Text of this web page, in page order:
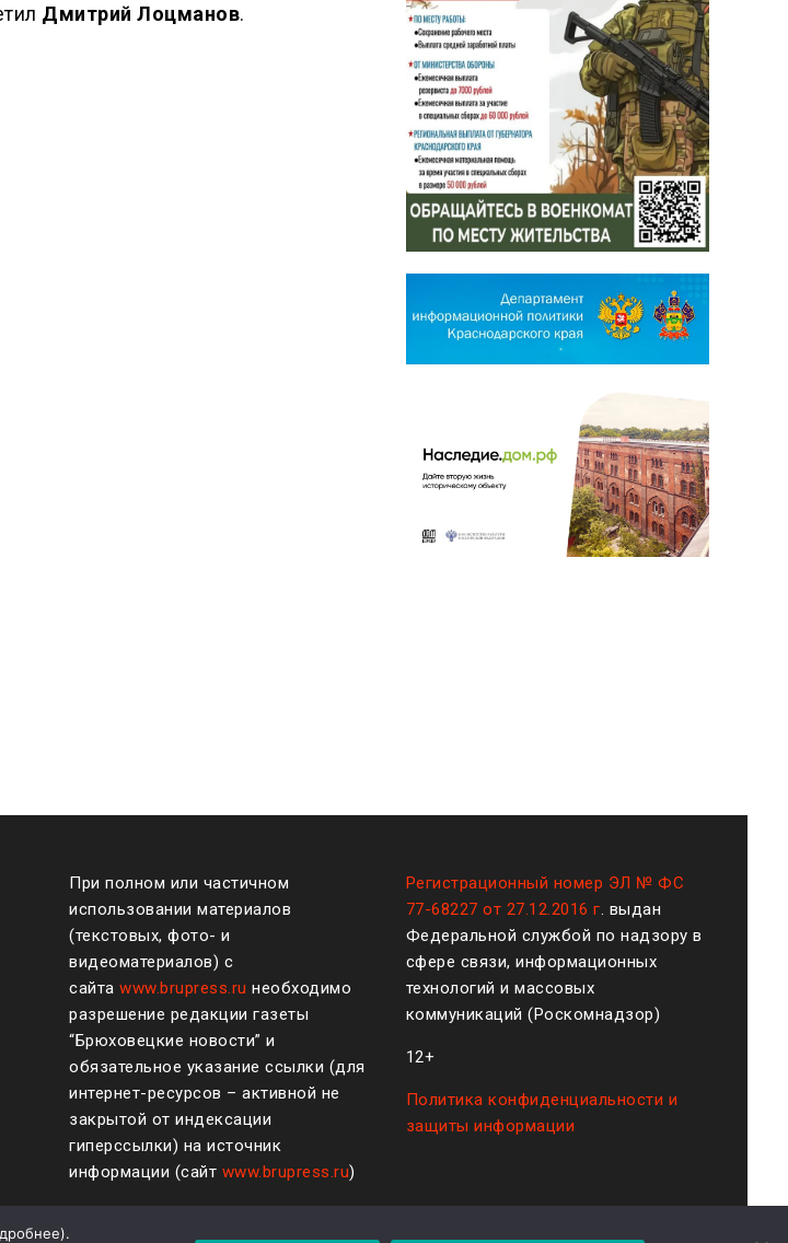
Дмитрий Лоцманов.
При полном или частичном
использовании материалов
(текстовых, фото- и
видеоматериалов) с
сайта www.brupress.ru необходимо
разрешение редакции газеты
“Брюховецкие новости” и
обязательное указание ссылки (для
интернет-ресурсов – активной не
закрытой от индексации
гиперссылки) на источник
информации (сайт www.brupress.ru)
Регистрационный номер ЭЛ № ФС
77-68227 от 27.12.2016 г. выдан
Федеральной службой по надзору в
сфере связи, информационных
технологий и массовых
коммуникаций (Роскомнадзор)
12+
Политика конфиденциальности и
защиты информации
).